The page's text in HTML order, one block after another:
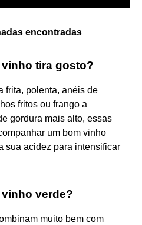
encontradas
tira gosto?
frita, polenta, anéis de
fritos ou frango a
gordura mais alto, essas
um bom vinho
sua acidez para intensificar
verde?
muito bem com